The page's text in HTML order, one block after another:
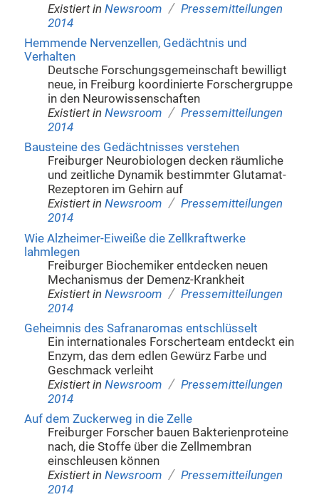
Existiert in Newsroom / Pressemitteilungen
2014
Hemmende Nervenzellen, Gedächtnis und
Verhalten
Deutsche Forschungsgemeinschaft bewilligt
neue, in Freiburg koordinierte Forschergruppe
in den Neurowissenschaften
Existiert in Newsroom / Pressemitteilungen
2014
Bausteine des Gedächtnisses verstehen
Freiburger Neurobiologen decken räumliche
und zeitliche Dynamik bestimmter Glutamat-
Rezeptoren im Gehirn auf
Existiert in Newsroom / Pressemitteilungen
2014
Wie Alzheimer-Eiweiße die Zellkraftwerke
lahmlegen
Freiburger Biochemiker entdecken neuen
Mechanismus der Demenz-Krankheit
Existiert in Newsroom / Pressemitteilungen
2014
Geheimnis des Safranaromas entschlüsselt
Ein internationales Forscherteam entdeckt ein
Enzym, das dem edlen Gewürz Farbe und
Geschmack verleiht
Existiert in Newsroom / Pressemitteilungen
2014
Auf dem Zuckerweg in die Zelle
Freiburger Forscher bauen Bakterienproteine
nach, die Stoffe über die Zellmembran
einschleusen können
Existiert in Newsroom / Pressemitteilungen
2014